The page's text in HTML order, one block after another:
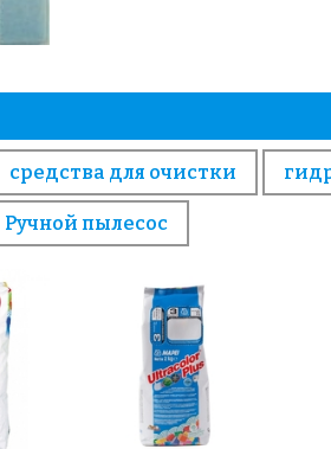
средства для очистки
Ручной пылесос